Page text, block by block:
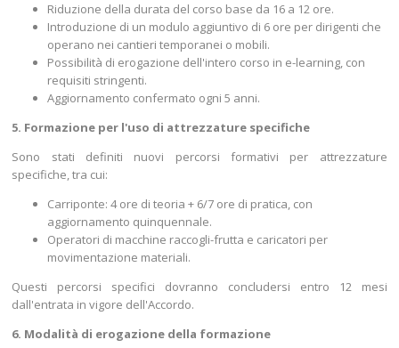
Riduzione della durata del corso base da 16 a 12 ore.
Introduzione di un modulo aggiuntivo di 6 ore per dirigenti che
operano nei cantieri temporanei o mobili.
Possibilità di erogazione dell'intero corso in e-learning, con
requisiti stringenti.
Aggiornamento confermato ogni 5 anni.
5. Formazione per l'uso di attrezzature specifiche
Sono stati definiti nuovi percorsi formativi per attrezzature
specifiche, tra cui:
Carriponte: 4 ore di teoria + 6/7 ore di pratica, con
aggiornamento quinquennale.
Operatori di macchine raccogli-frutta e caricatori per
movimentazione materiali.
Questi percorsi specifici dovranno concludersi entro 12 mesi
dall'entrata in vigore dell'Accordo.
6. Modalità di erogazione della formazione